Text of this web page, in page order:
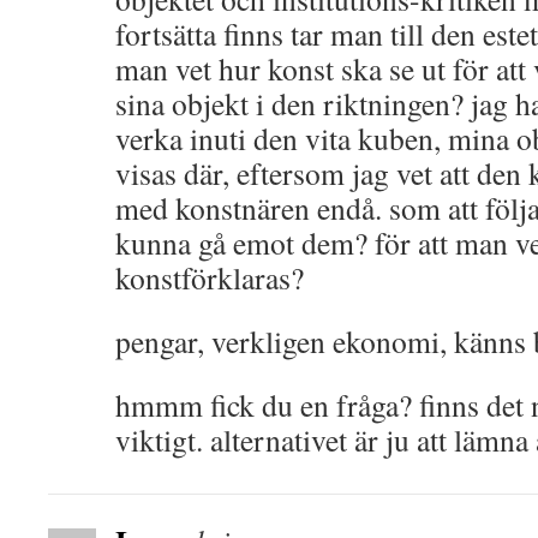
fortsätta finns tar man till den
man vet hur konst ska se ut för
sina objekt i den riktningen? jag
verka inuti den vita kuben, mina
visas där, eftersom jag vet att den
med konstnären endå. som att
kunna gå emot dem? för att man
konstförklaras?
pengar, verkligen ekonomi,
hmmm fick du en fråga? finns det
viktigt. alternativet är ju att